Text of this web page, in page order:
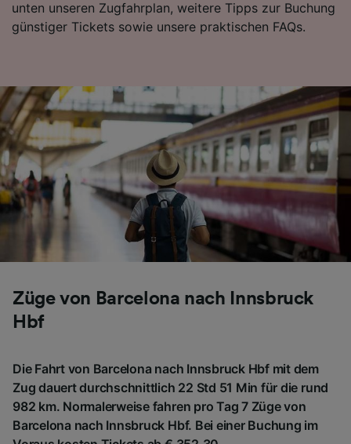
unten unseren Zugfahrplan, weitere Tipps zur Buchung
günstiger Tickets sowie unsere praktischen FAQs.
Züge von Barcelona nach Innsbruck
Hbf
Die Fahrt von Barcelona nach Innsbruck Hbf mit dem
Zug dauert durchschnittlich 22 Std 51 Min für die rund
982 km. Normalerweise fahren pro Tag 7 Züge von
Barcelona nach Innsbruck Hbf. Bei einer Buchung im
Folgendes bereitzustellen:
Verwendung genauer Standortdaten.
Personalisierte Werbung und Inhalte, Messung
von Werbeleistung und der Performance von
Inhalten, Zielgruppenforschung sowie
Entwicklung und Verbesserung von
Angeboten.
Liste der Partner (Lieferanten)